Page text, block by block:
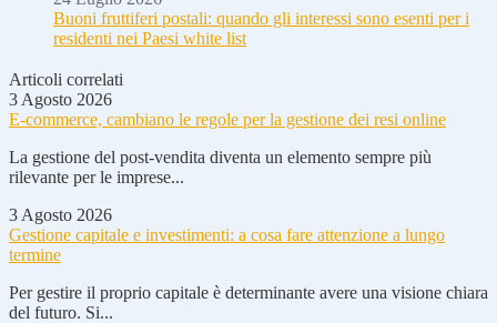
Buoni fruttiferi postali: quando gli interessi sono esenti per i
residenti nei Paesi white list
Articoli correlati
3 Agosto 2026
E-commerce, cambiano le regole per la gestione dei resi online
La gestione del post-vendita diventa un elemento sempre più
rilevante per le imprese...
3 Agosto 2026
Gestione capitale e investimenti: a cosa fare attenzione a lungo
termine
Per gestire il proprio capitale è determinante avere una visione chiara
del futuro. Si...